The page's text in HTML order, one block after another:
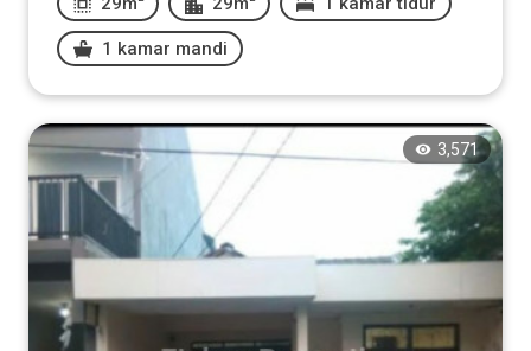
1 kamar mandi
3,571